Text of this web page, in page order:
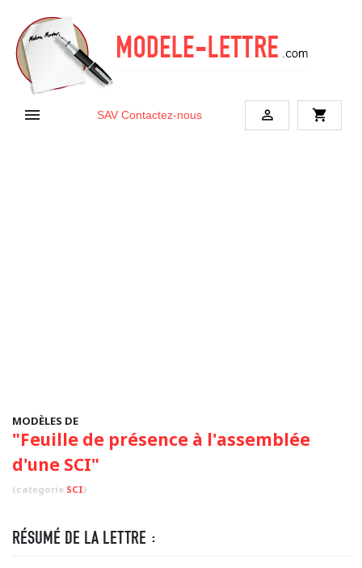
 SAV Contactez-nous  shopping_cart
MODÈLES DE
"Feuille de présence à l'assemblée
d'une SCI"
(categorie SCI)
RÉSUMÉ DE LA LETTRE :